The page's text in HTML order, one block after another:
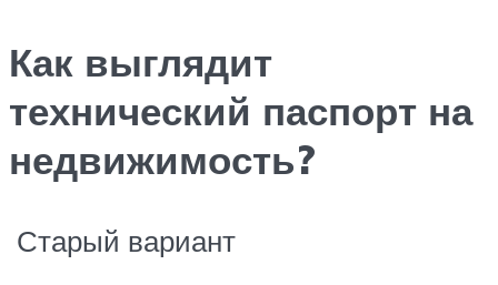
Как выглядит
технический паспорт на
недвижимость?
Старый вариант